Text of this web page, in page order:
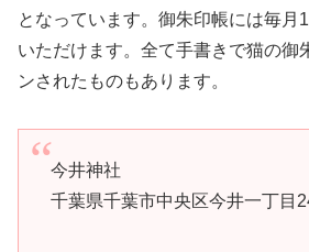
となっています。御朱印帳には毎月
いただけます。全て手書きで猫の御
ンされたものもあります。
今井神社
千葉県千葉市中央区今井一丁目